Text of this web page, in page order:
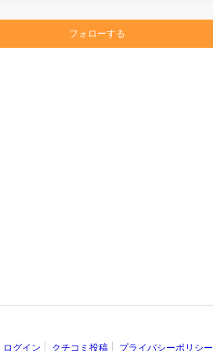
フォローする
ログイン クチコミ投稿 プライバシーポリシー